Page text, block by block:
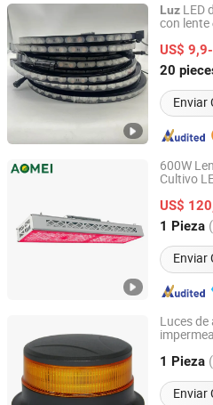
Luz LED
con lente
US$
20
Enviar
ShenZhen ibestwork
Guangdong, China
600W
Cultivo
Vertical
US$
1 Pieza
Enviar
Shenzhen Aomei Lighting
Guangdong, China
Luces
/SAE
1 Pieza
Enviar
Veise (Guang Zhou)
Guangdong, China